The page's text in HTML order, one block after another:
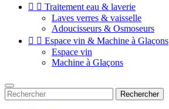
  Traitement eau & laverie
Laves verres & vaisselle
Adoucisseurs & Osmoseurs
  Espace vin & Machine à Glaçons
Espace vin
Machine à Glaçons
Rechercher